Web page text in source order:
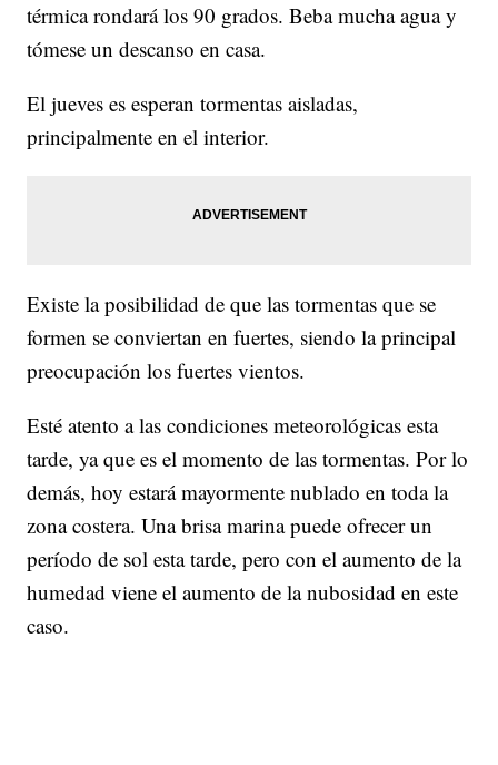
térmica rondará los 90 grados. Beba mucha agua y
tómese un descanso en casa.
El jueves es esperan tormentas aisladas,
principalmente en el interior.
Existe la posibilidad de que las tormentas que se
formen se conviertan en fuertes, siendo la principal
preocupación los fuertes vientos.
Esté atento a las condiciones meteorológicas esta
tarde, ya que es el momento de las tormentas. Por lo
demás, hoy estará mayormente nublado en toda la
zona costera. Una brisa marina puede ofrecer un
período de sol esta tarde, pero con el aumento de la
humedad viene el aumento de la nubosidad en este
caso.